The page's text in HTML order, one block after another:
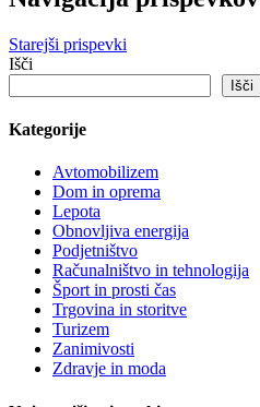
Starejši prispevki
Išči
Išči
Kategorije
Avtomobilizem
Dom in oprema
Lepota
Obnovljiva energija
Podjetništvo
Računalništvo in tehnologija
Šport in prosti čas
Trgovina in storitve
Turizem
Zanimivosti
Zdravje in moda